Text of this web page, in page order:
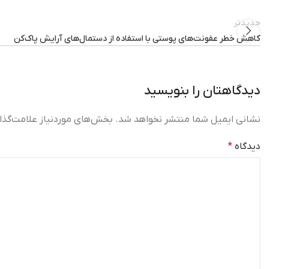
جدیدتر
کاهش خطر عفونت‌های پوستی با استفاده از دستمال‌های آرایش پاک‌کن
دیدگاهتان را بنویسید
نشانی ایمیل شما منتشر نخواهد شد. بخش‌های موردنیاز
دیدگاه *